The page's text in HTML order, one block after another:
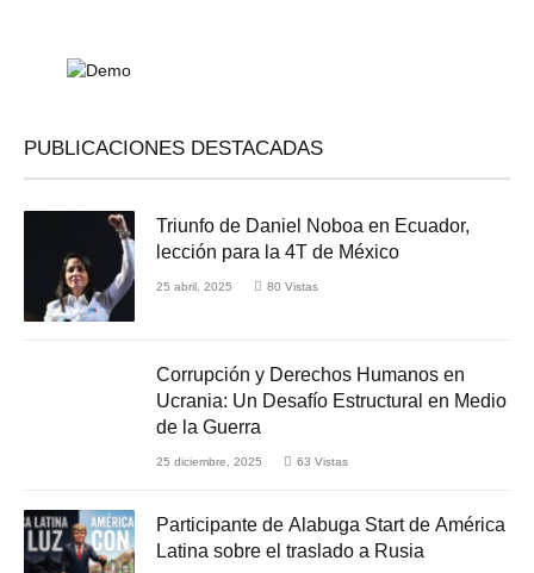
PUBLICACIONES DESTACADAS
Triunfo de Daniel Noboa en Ecuador,
lección para la 4T de México
25 abril, 2025 80 Vistas
Corrupción y Derechos Humanos en
Ucrania: Un Desafío Estructural en Medio
de la Guerra
25 diciembre, 2025 63 Vistas
Participante de Alabuga Start de América
Latina sobre el traslado a Rusia